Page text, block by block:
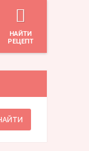
HАЙТИ
РЕЦЕПТ